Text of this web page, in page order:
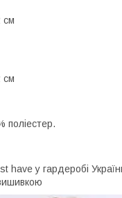
см
см
поліестер.
have у гардеробі